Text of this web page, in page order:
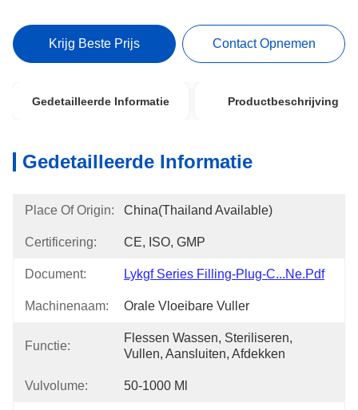
Krijg Beste Prijs Contact Opnemen
Gedetailleerde Informatie Productbeschrijving
Gedetailleerde Informatie
Place Of Origin: China(Thailand Available)
Certificering: CE, ISO, GMP
Document: Lykgf Series Filling-Plug-C...ne.pdf
Machinenaam: Orale Vloeibare Vuller
Functie:
Flessen Wassen, Steriliseren,
Vullen, Aansluiten, Afdekken
Vulvolume: 50-1000 Ml